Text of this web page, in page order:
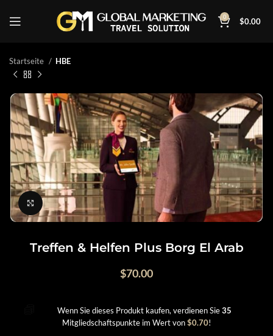
0 $0.00
Startseite HBE
Click to enlarge
Treffen & Helfen Plus Borg El Arab
$70.00
Wenn Sie dieses Produkt kaufen, verdienen Sie35
Mitgliedschaftspunkte im Wert von$0.70!